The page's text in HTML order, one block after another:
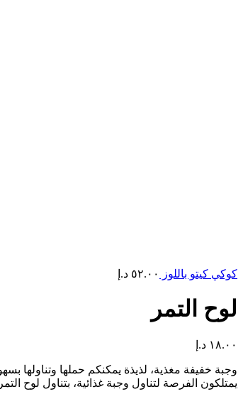
كوكي كيتو باللوز ٥٢.٠٠ د.إ
لوح التمر
١٨.٠٠ د.إ
وجبة خفيفة مغذية، لذيذة يمكنكم حملها وتناولها
يمتلكون الفرصة لتناول وجبة غذائية، بتناول لوح